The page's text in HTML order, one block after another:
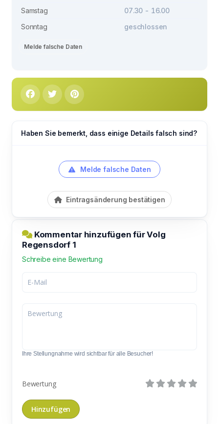
Samstag
07.30 - 16.00
Sonntag
geschlossen
Melde falsche Daten
Haben Sie bemerkt, dass einige Details falsch sind?
Melde falsche Daten
Eintragsänderung bestätigen
Kommentar hinzufügen für Volg
Regensdorf 1
Schreibe eine Bewertung
Ihre Stellungnahme wird sichtbar für alle Besucher!
Bewertung